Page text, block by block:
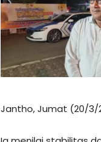
Jantho, Jumat (20/3/